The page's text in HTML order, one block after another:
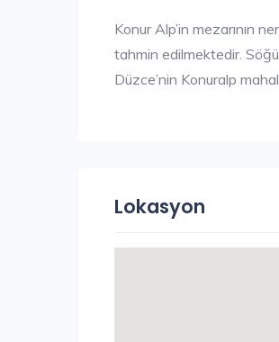
Konur Alp’in mezarının
tahmin edilmektedir.
Düzce’nin Konuralp
Lokasyon